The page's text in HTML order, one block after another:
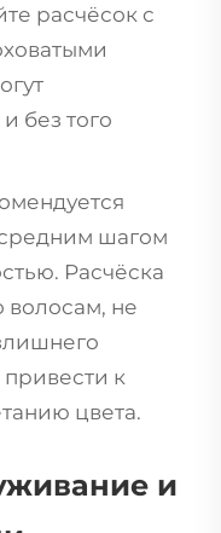
расчёсок с
без того
средним шагом
Расчёска
волосам, не
к
цвета.
и